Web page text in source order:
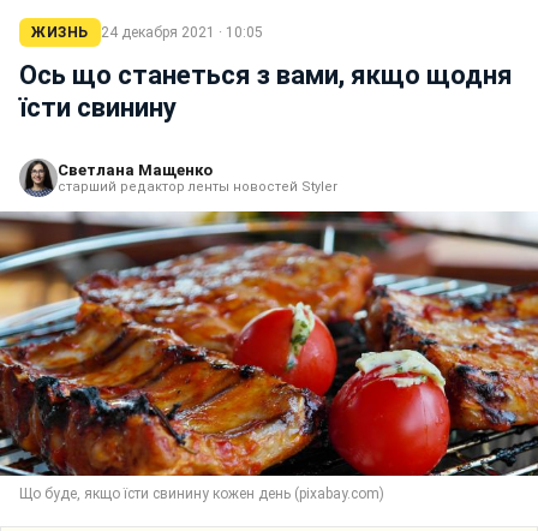
ЖИЗНЬ 24 декабря 2021 · 10:05
Ось що станеться з вами, якщо щодня
їсти свинину
Светлана Мащенко
старший редактор ленты новостей Styler
Що буде, якщо їсти свинину кожен день (pixabay.com)